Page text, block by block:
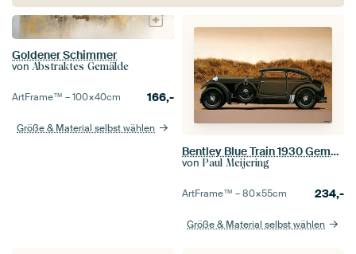
Goldener Schimmer
von Abstraktes Gemälde
ArtFrame™ –100×40cm 166,-
Größe & Material selbst wählen
Bentley Blue Train 1930 Gemälde
von Paul Meijering
ArtFrame™ –80×55cm 234,-
Größe & Material selbst wählen